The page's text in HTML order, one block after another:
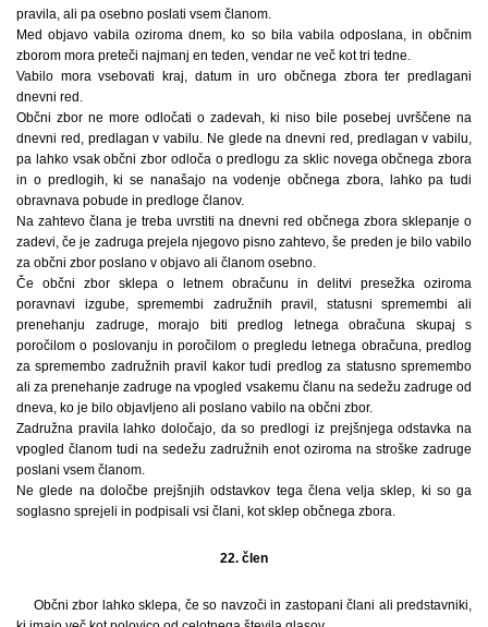
pravila, ali pa osebno poslati vsem članom.
Med objavo vabila oziroma dnem, ko so bila vabila odposlana, in občnim
zborom mora preteči najmanj en teden, vendar ne več kot tri tedne.
Vabilo mora vsebovati kraj, datum in uro občnega zbora ter predlagani
dnevni red.
Občni zbor ne more odločati o zadevah, ki niso bile posebej uvrščene na
dnevni red, predlagan v vabilu. Ne glede na dnevni red, predlagan v vabilu,
pa lahko vsak občni zbor odloča o predlogu za sklic novega občnega zbora
in o predlogih, ki se nanašajo na vodenje občnega zbora, lahko pa tudi
obravnava pobude in predloge članov.
Na zahtevo člana je treba uvrstiti na dnevni red občnega zbora sklepanje o
zadevi, če je zadruga prejela njegovo pisno zahtevo, še preden je bilo vabilo
za občni zbor poslano v objavo ali članom osebno.
Če občni zbor sklepa o letnem obračunu in delitvi presežka oziroma
poravnavi izgube, spremembi zadružnih pravil, statusni spremembi ali
prenehanju zadruge, morajo biti predlog letnega obračuna skupaj s
poročilom o poslovanju in poročilom o pregledu letnega obračuna, predlog
za spremembo zadružnih pravil kakor tudi predlog za statusno spremembo
ali za prenehanje zadruge na vpogled vsakemu članu na sedežu zadruge od
dneva, ko je bilo objavljeno ali poslano vabilo na občni zbor.
Zadružna pravila lahko določajo, da so predlogi iz prejšnjega odstavka na
vpogled članom tudi na sedežu zadružnih enot oziroma na stroške zadruge
poslani vsem članom.
Ne glede na določbe prejšnjih odstavkov tega člena velja sklep, ki so ga
soglasno sprejeli in podpisali vsi člani, kot sklep občnega zbora.
22. člen
Občni zbor lahko sklepa, če so navzoči in zastopani člani ali predstavniki,